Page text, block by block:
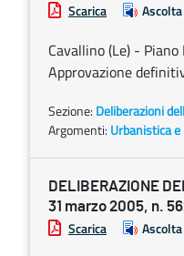
Scarica Ascolta
Cavallino (Le) -
Approvazione
Sezione: Deliberazioni
Argomenti: Urbanistica
DELIBERAZIONE
31 marzo 2005, n.
Scarica Ascolta